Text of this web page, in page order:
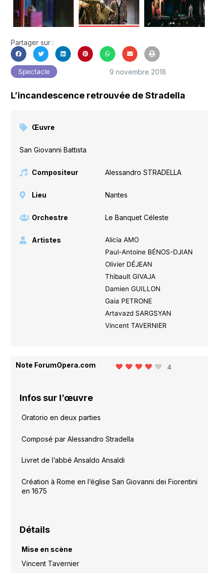
Partager sur :
Spectacle 9 novembre 2018
L’incandescence retrouvée de Stradella
Œuvre
San Giovanni Battista
Compositeur Alessandro STRADELLA
Lieu Nantes
Orchestre Le Banquet Céleste
Artistes
Alicia AMO
Paul-Antoine BÉNOS-DJIAN
Olivier DÉJEAN
Thibault GIVAJA
Damien GUILLON
Gaia PETRONE
Artavazd SARGSYAN
Vincent TAVERNIER
Note ForumOpera.com 4
Infos sur l’œuvre
Oratorio en deux parties
Composé par Alessandro Stradella
Livret de l’abbé Ansaldo Ansaldi
Création à Rome en l’église San Giovanni dei Fiorentini
en 1675
Détails
Mise en scène
Vincent Tavernier